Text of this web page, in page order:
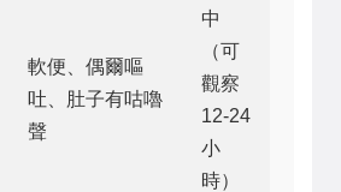
軟便、偶爾嘔
吐、肚子有咕嚕
聲
中
（可
觀察
12-24
小
時）